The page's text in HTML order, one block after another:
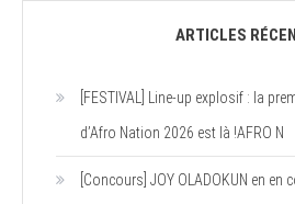
ARTICLES
[FESTIVAL] Line-up explosif : la
d’Afro Nation 2026 est là !AFRO N
[Concours] JOY OLADOKUN en en